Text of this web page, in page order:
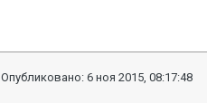
Опубликовано:6 ноя 2015, 08:17:48